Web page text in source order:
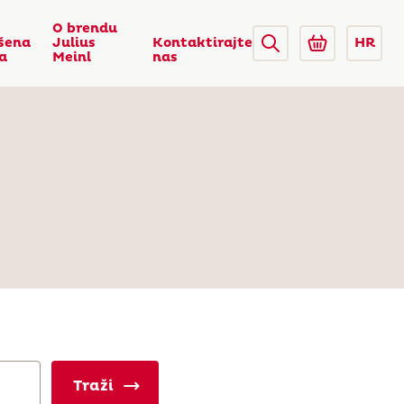
O brendu
Julius
Meinl
Kontaktirajte
nas
HR
Traži